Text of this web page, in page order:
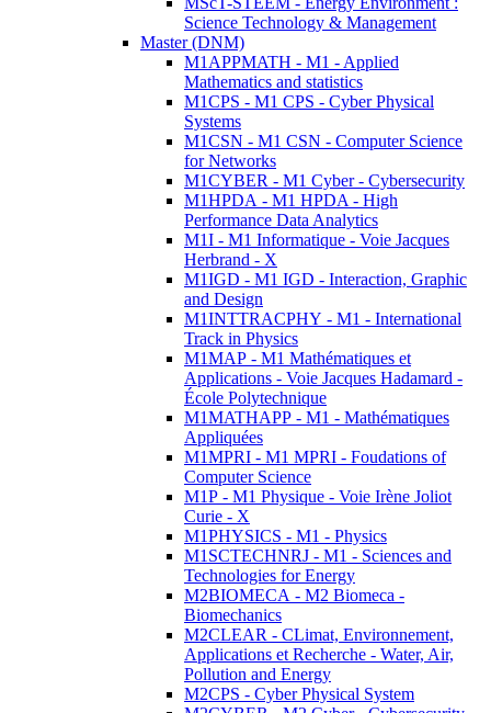
Science Technology & Management
Master (DNM)
M1APPMATH - M1 - Applied
Mathematics and statistics
M1CPS - M1 CPS - Cyber Physical
Systems
M1CSN - M1 CSN - Computer Science
for Networks
M1CYBER - M1 Cyber - Cybersecurity
M1HPDA - M1 HPDA - High
Performance Data Analytics
M1I - M1 Informatique - Voie Jacques
Herbrand - X
M1IGD - M1 IGD - Interaction, Graphic
and Design
M1INTTRACPHY - M1 - International
Track in Physics
M1MAP - M1 Mathématiques et
Applications - Voie Jacques Hadamard -
École Polytechnique
M1MATHAPP - M1 - Mathématiques
Appliquées
M1MPRI - M1 MPRI - Foudations of
Computer Science
M1P - M1 Physique - Voie Irène Joliot
Curie - X
M1PHYSICS - M1 - Physics
M1SCTECHNRJ - M1 - Sciences and
Technologies for Energy
M2BIOMECA - M2 Biomeca -
Biomechanics
M2CLEAR - CLimat, Environnement,
Applications et Recherche - Water, Air,
Pollution and Energy
M2CPS - Cyber Physical System